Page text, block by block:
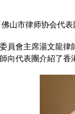
山市律师协会代
員會主席湯文龍
向代表團介紹了